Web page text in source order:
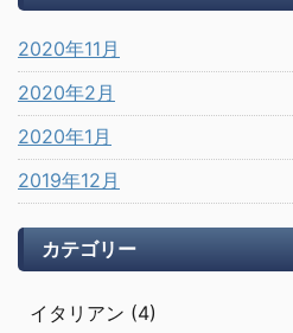
2020年11月
2020年2月
2020年1月
2019年12月
カテゴリー
イタリアン (4)